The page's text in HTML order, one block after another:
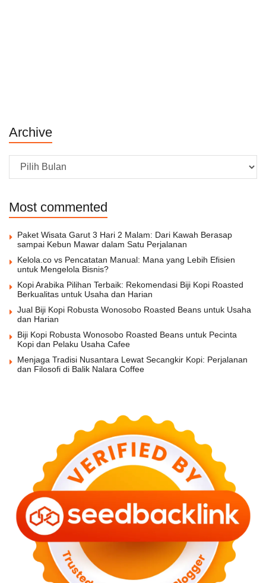
Archive
Archive
Most commented
Paket Wisata Garut 3 Hari 2 Malam: Dari Kawah Berasap
sampai Kebun Mawar dalam Satu Perjalanan
Kelola.co vs Pencatatan Manual: Mana yang Lebih Efisien
untuk Mengelola Bisnis?
Kopi Arabika Pilihan Terbaik: Rekomendasi Biji Kopi Roasted
Berkualitas untuk Usaha dan Harian
Jual Biji Kopi Robusta Wonosobo Roasted Beans untuk Usaha
dan Harian
Biji Kopi Robusta Wonosobo Roasted Beans untuk Pecinta
Kopi dan Pelaku Usaha Cafee
Menjaga Tradisi Nusantara Lewat Secangkir Kopi: Perjalanan
dan Filosofi di Balik Nalara Coffee